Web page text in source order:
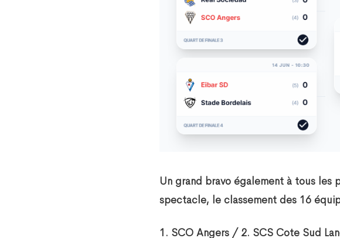
Un grand bravo également à tous
spectacle, le classement des 16
1. SCO Angers / 2. SCS Cote Sud